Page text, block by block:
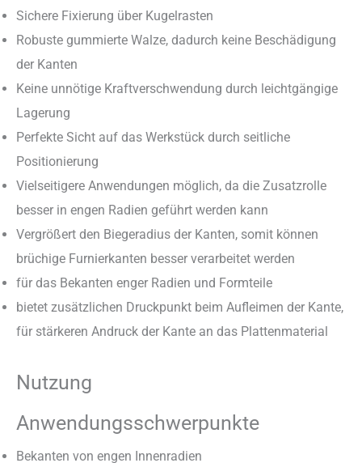
Sichere Fixierung über Kugelrasten
Robuste gummierte Walze, dadurch keine Beschädigung
der Kanten
Keine unnötige Kraftverschwendung durch leichtgängige
Lagerung
Perfekte Sicht auf das Werkstück durch seitliche
Positionierung
Vielseitigere Anwendungen möglich, da die Zusatzrolle
besser in engen Radien geführt werden kann
Vergrößert den Biegeradius der Kanten, somit können
brüchige Furnierkanten besser verarbeitet werden
für das Bekanten enger Radien und Formteile
bietet zusätzlichen Druckpunkt beim Aufleimen der Kante,
für stärkeren Andruck der Kante an das Plattenmaterial
Nutzung
Anwendungsschwerpunkte
Bekanten von engen Innenradien